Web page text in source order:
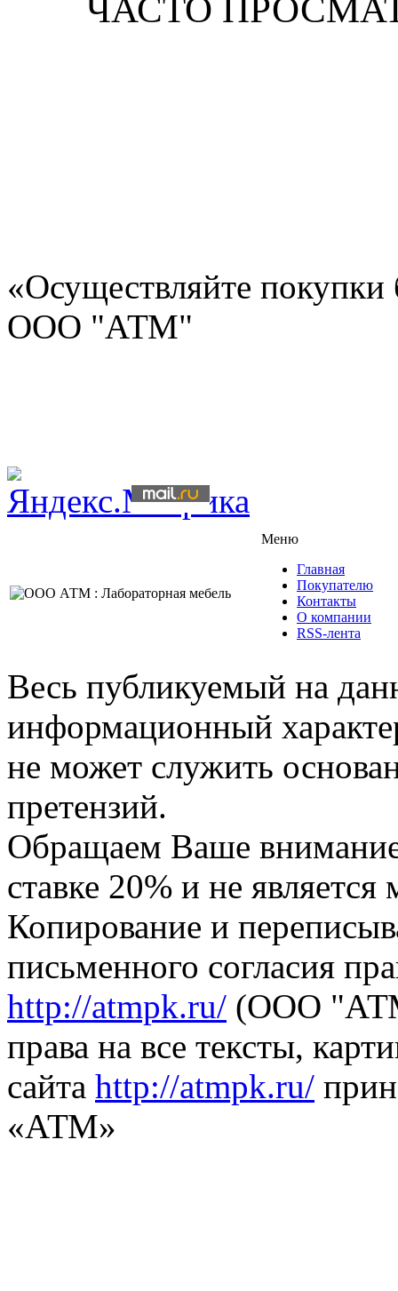
ЧАСТО
«Осуществляйте покупки
ООО "АТМ"
Меню
Главная
Покупателю
Контакты
О компании
RSS-лента
Весь публикуемый на
информационный
не может служить
претензий.
Обращаем Ваше
ставке 20% и не
Копирование и
письменного согласия
http://atmpk.ru/ (ООО
права на все тексты,
сайта http://atmpk.ru/
«АТМ»